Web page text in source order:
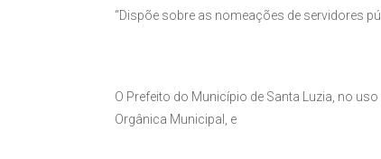
“Dispõe sobre as nomeações de servidores
O Prefeito do Município de Santa Luzia, no
Orgânica Municipal, e